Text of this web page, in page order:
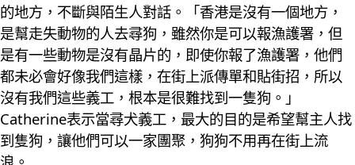
的地方，不斷與陌生人對話。「香港是沒有一個地方，
是幫走失動物的人去尋狗，雖然你是可以報漁護署，但
是有一些動物是沒有晶片的，即使你報了漁護署，他們
都未必會好像我們這樣，在街上派傳單和貼街招，所以
沒有我們這些義工，根本是很難找到一隻狗。」
Catherine表示當尋犬義工，最大的目的是希望幫主人找
到隻狗，讓他們可以一家團聚，狗狗不用再在街上流